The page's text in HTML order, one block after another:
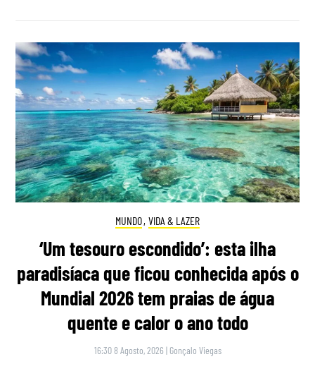
MUNDO, VIDA & LAZER
‘Um tesouro escondido’: esta ilha
paradisíaca que ficou conhecida após o
Mundial 2026 tem praias de água
quente e calor o ano todo
16:30 8 Agosto, 2026 | Gonçalo Viegas